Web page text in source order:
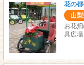
花の都
山
お花
具広場